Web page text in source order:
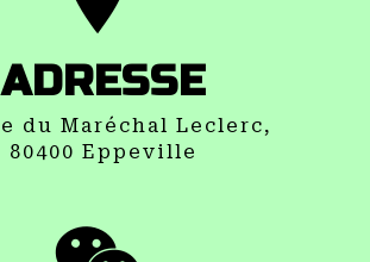
ADRESSE
80400 Eppeville